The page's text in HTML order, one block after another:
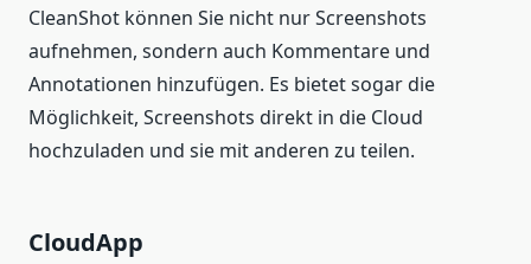
CleanShot können Sie nicht nur Screenshots
aufnehmen, sondern auch Kommentare und
Annotationen hinzufügen. Es bietet sogar die
Möglichkeit, Screenshots direkt in die Cloud
hochzuladen und sie mit anderen zu teilen.
CloudApp